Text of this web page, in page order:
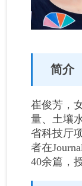
简介
崔俊芳，
量、土壤
省科技厅
者在
40余篇，